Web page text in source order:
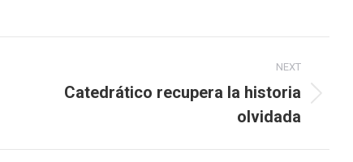
NEXT
Catedrático recupera la historia
olvidada